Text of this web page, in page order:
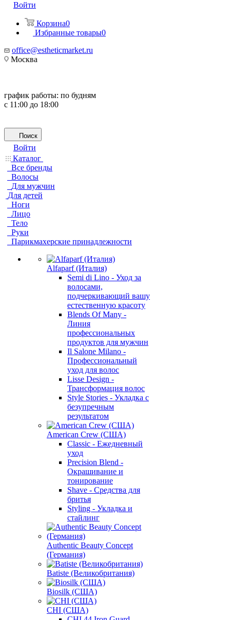
Войти
Корзина0
Избранные товары0
office@estheticmarket.ru
Москва
график работы: по будням
с 11:00 до 18:00
Поиск
Войти
Каталог
Все бренды
Волосы
Для мужчин
Для детей
Ноги
Лицо
Тело
Руки
Парикмахерские принадлежности
Alfaparf (Италия)
Semi di Lino - Уход за
волосами,
подчеркивающий вашу
естественную красоту
Blends Of Many -
Линия
профессиональных
продуктов для мужчин
Il Salone Milano -
Профессиональный
уход для волос
Lisse Design -
Трансформация волос
Style Stories - Укладка с
безупречным
результатом
American Crew (США)
Classic - Ежедневный
уход
Precision Blend -
Окрашивание и
тонирование
Shave - Средства для
бритья
Styling - Укладка и
стайлинг
Authentic Beauty Concept
(Германия)
Batiste (Великобритания)
Biosilk (США)
CHI (США)